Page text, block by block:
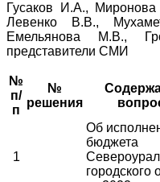
Гусаков И.А.,
Левенко В.В.,
Емельянова М.В.,
представители СМИ
№
п/
п
№
решения
1
Об
бюджета
городского